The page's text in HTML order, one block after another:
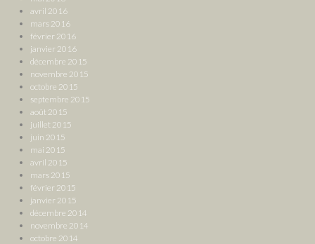
avril 2016
mars 2016
février 2016
janvier 2016
décembre 2015
novembre 2015
octobre 2015
septembre 2015
août 2015
juillet 2015
juin 2015
mai 2015
avril 2015
mars 2015
février 2015
janvier 2015
décembre 2014
novembre 2014
octobre 2014